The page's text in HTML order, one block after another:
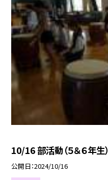
10/16 部活動（５＆６年生）
公開日 2024/10/16